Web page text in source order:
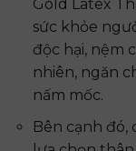
Gold Latex
sức khỏe
độc hại, nệm
nhiên, ngăn
nấm mốc.
Bên cạnh đó,